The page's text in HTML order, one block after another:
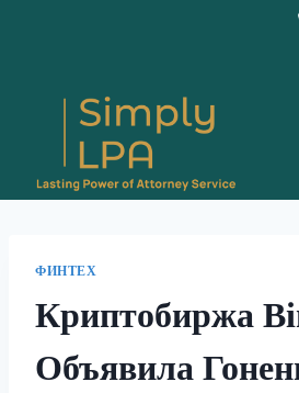
ФИНТЕХ
Криптобиржа
Объявила